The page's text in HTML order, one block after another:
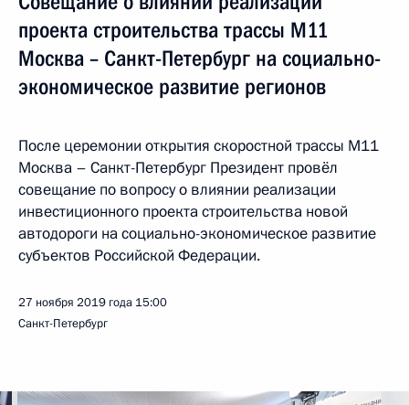
проекта строительства трассы М11
Москва – Санкт-Петербург на социально-
экономическое развитие регионов
После церемонии открытия скоростной трассы М11
Москва – Санкт-Петербург Президент провёл
совещание по вопросу о влиянии реализации
инвестиционного проекта строительства новой
автодороги на социально-экономическое развитие
субъектов Российской Федерации.
27 ноября 2019 года 15:00
Санкт-Петербург